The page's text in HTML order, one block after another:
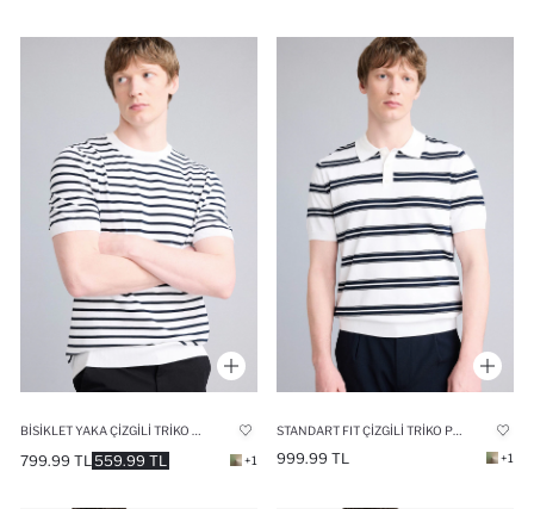
BISIKLET YAKA ÇIZGILI TRIKO TIŞÖRT
559.99 TL
799.99 TL +1
STANDART FIT ÇIZGILI TRIKO POLO TIŞÖRT
999.99 TL +1